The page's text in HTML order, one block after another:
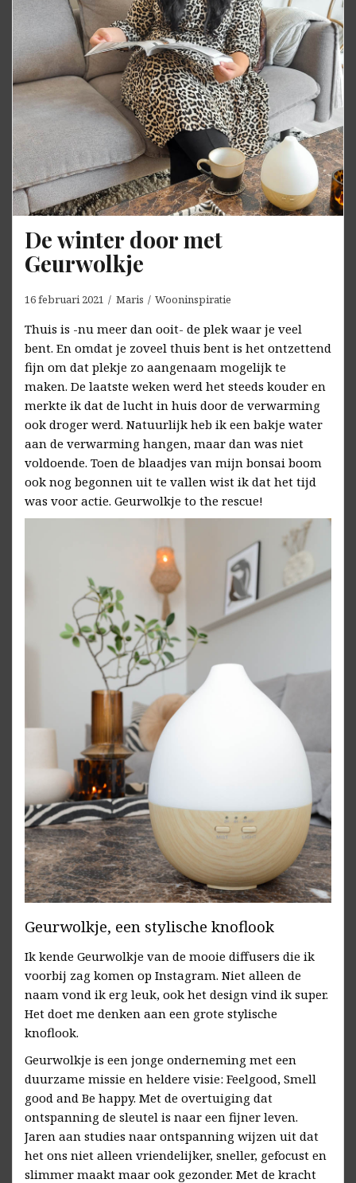
De winter door met
Geurwolkje
16 februari 2021 Maris Wooninspiratie
Thuis is -nu meer dan ooit- de plek waar je veel
bent. En omdat je zoveel thuis bent is het ontzettend
fijn om dat plekje zo aangenaam mogelijk te
maken. De laatste weken werd het steeds kouder en
merkte ik dat de lucht in huis door de verwarming
ook droger werd. Natuurlijk heb ik een bakje water
aan de verwarming hangen, maar dan was niet
voldoende. Toen de blaadjes van mijn bonsai boom
ook nog begonnen uit te vallen wist ik dat het tijd
was voor actie. Geurwolkje to the rescue!
Geurwolkje, een stylische knoflook
Ik kende Geurwolkje van de mooie diffusers die ik
voorbij zag komen op Instagram. Niet alleen de
naam vond ik erg leuk, ook het design vind ik super.
Het doet me denken aan een grote stylische
knoflook.
Geurwolkje is een jonge onderneming met een
duurzame missie en heldere visie: Feelgood, Smell
good and Be happy. Met de overtuiging dat
ontspanning de sleutel is naar een fijner leven.
Jaren aan studies naar ontspanning wijzen uit dat
het ons niet alleen vriendelijker, sneller, gefocust en
slimmer maakt maar ook gezonder. Met de kracht